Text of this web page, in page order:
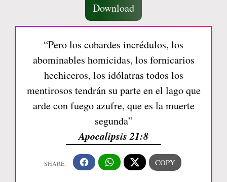
Download
“Pero los cobardes incrédulos, los
abominables homicidas, los fornicarios
hechiceros, los idólatras todos los
mentirosos tendrán su parte en el lago que
arde con fuego azufre, que es la muerte
segunda”
Apocalipsis 21:8